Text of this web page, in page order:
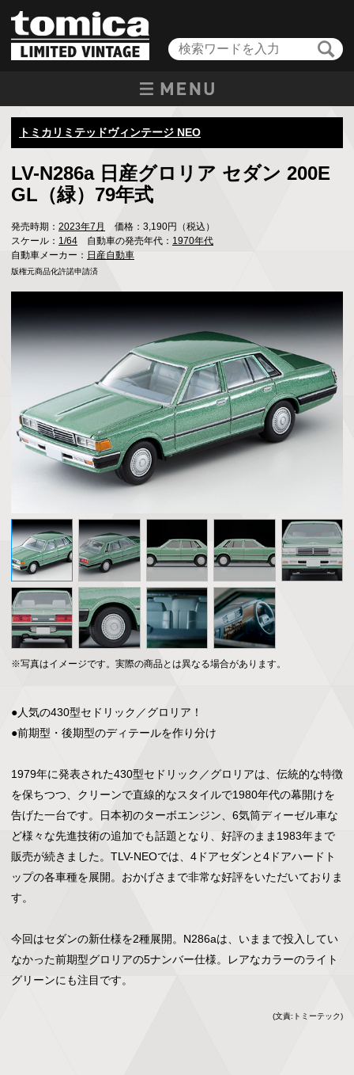
トミカリミテッドヴィンテージ NEO
LV-N286a 日産グロリア セダン 200E
GL（緑）79年式
発売時期： 2023年7月
価格：3,190円（税込）
スケール： 1/64 自動車の発売年代： 1970年代
自動車メーカー： 日産自動車
版権元商品化許諾申請済
※写真はイメージです。実際の商品とは異なる場合があります。
●人気の430型セドリック／グロリア！
●前期型・後期型のディテールを作り分け
1979年に発表された430型セドリック／グロリアは、伝統的な特徴
を保ちつつ、クリーンで直線的なスタイルで1980年代の幕開けを
告げた一台です。日本初のターボエンジン、6気筒ディーゼル車な
ど様々な先進技術の追加でも話題となり、好評のまま1983年まで
販売が続きました。TLV-NEOでは、4ドアセダンと4ドアハードト
ップの各車種を展開。おかげさまで非常な好評をいただいておりま
す。
今回はセダンの新仕様を2種展開。N286aは、いままで投入してい
なかった前期型グロリアの5ナンバー仕様。レアなカラーのライト
グリーンにも注目です。
(文責:トミーテック)